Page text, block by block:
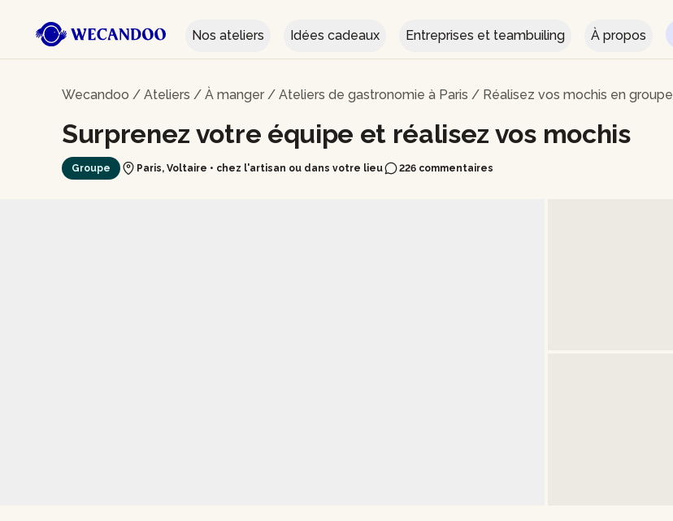
Nos ateliers Idées cadeaux Entreprises et teambuiling À propos
Wecandoo / Ateliers / À manger / Ateliers de gastronomie à Paris / Réalisez vos mochis en groupe
Surprenez votre équipe et réalisez vos mochis
Groupe Paris, Voltaire • chez l'artisan ou dans votre lieu 226 commentaires